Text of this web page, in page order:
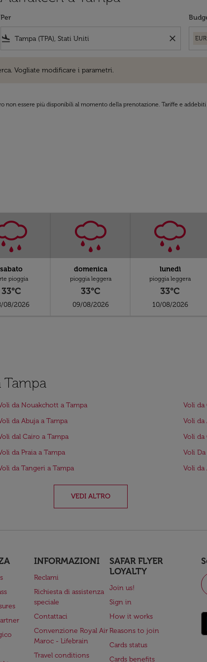
Per
flight_land close EUR
Vogliate modificare i parametri.
essere più disponibili al momento della prenotazione. Tariffe e
sabato
pioggia
33°C
08/2026
domenica
pioggia leggera
33°C
09/08/2026
lunedì
pioggia leggera
33°C
10/08/2026
Tampa
da Nouakchott a Tampa
Voli da
da Abuja a Tampa
Voli da
dal Cairo a Tampa
Voli da
da Praia a Tampa
Voli
da Tangeri a Tampa Voli da
VEDI ALTRO
INFORMAZIONI
Reclami
Richiesta di assistenza
speciale
Contattaci
Convenzione Royal Air
Maroc - Lifebrain
Travel conditions
SAFAR FLYER
LOYALTY
Join us!
Sign in
How it works
Reasons to join
Cards status
Cards benefits